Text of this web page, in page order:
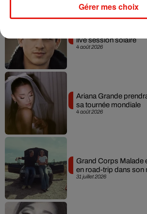
4 août 2026
live session solaire
4 août 2026
Ariana Grande
sa tournée mondiale
31 juillet 2026
Grand Corps Malade
en road-trip dans son
Gérer mes choix